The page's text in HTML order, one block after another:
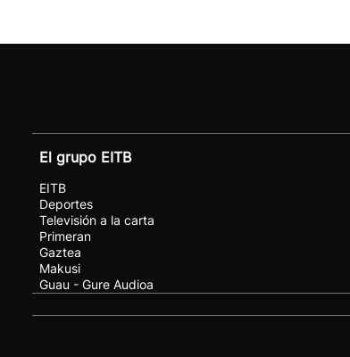
El grupo EITB
EITB
Deportes
Televisión a la carta
Primeran
Gaztea
Makusi
Guau - Gure Audioa